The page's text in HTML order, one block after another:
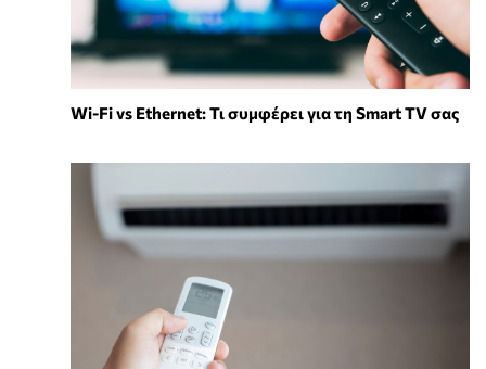
Wi-Fi vs Ethernet: Τι συμφέρει για τη Smart TV σας